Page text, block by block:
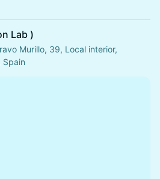
Lab )
Murillo, 39, Local interior,
Spain